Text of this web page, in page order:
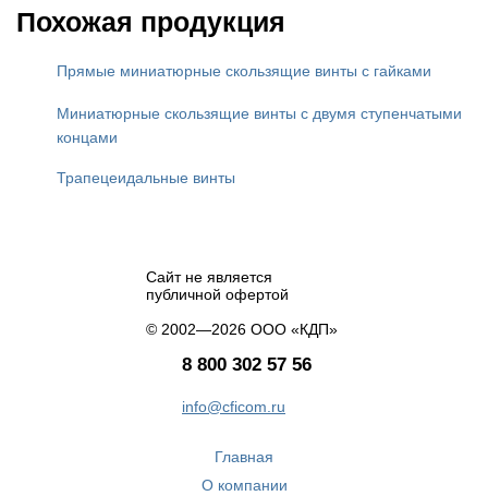
Похожая продукция
Прямые миниатюрные скользящие винты с гайками
Миниатюрные скользящие винты с двумя ступенчатыми
концами
Трапецеидальные винты
Сайт не является
публичной офертой
© 2002—2026 ООО «КДП»
8 800 302 57 56
info@cficom.ru
Главная
О компании